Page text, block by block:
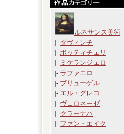
ルネサンス美術
|- ダヴィンチ
|- ボッティチェリ
|- ミケランジェロ
|- ラファエロ
|- ブリューゲル
|- エル・グレコ
|- ヴェロネーゼ
|- クラーナハ
|- ファン・エイク